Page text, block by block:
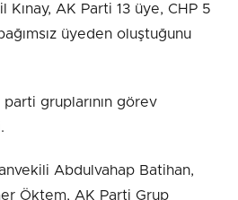
Kınay, AK Parti 13 üye, CHP 5
üyeden oluştuğunu
gruplarının görev
Abdulvahap Batihan,
Öktem, AK Parti Grup